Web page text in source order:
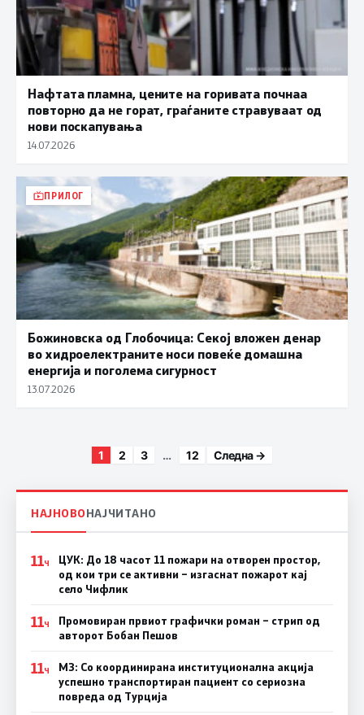
Нафтата пламна, цените на горивата почнаа
повторно да не горат, граѓаните стравуваат од
нови поскапувања
14.07.2026
ПРИЛОГ
Божиновска од Глобочица: Секој вложен денар
во хидроелектраните носи повеќе домашна
енергија и поголема сигурност
13.07.2026
Posts
1 2 3 … 12 Следна →
НАЈНОВОНАЈЧИТАНО
11Ч
ЦУК: До 18 часот 11 пожари на отворен простор,
од кои три се активни – изгаснат пожарот кај
село Чифлик
11Ч
Промовиран првиот графички роман – стрип од
авторот Бобан Пешов
11Ч
МЗ: Со координирана институционална акција
успешно транспортиран пациент со сериозна
повреда од Турција